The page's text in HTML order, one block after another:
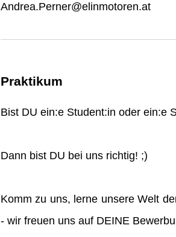
Andrea.Perner@elinmotoren.at
Praktikum
Bist DU ein:e Student:in oder ein:e
Dann bist DU bei uns richtig! ;)
Komm zu uns, lerne unsere Welt
- wir freuen uns auf DEINE